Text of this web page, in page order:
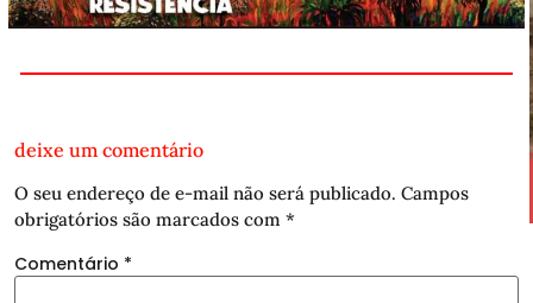
deixe um comentário
O seu endereço de e-mail não será publicado. Campos
obrigatórios são marcados com *
Comentário *